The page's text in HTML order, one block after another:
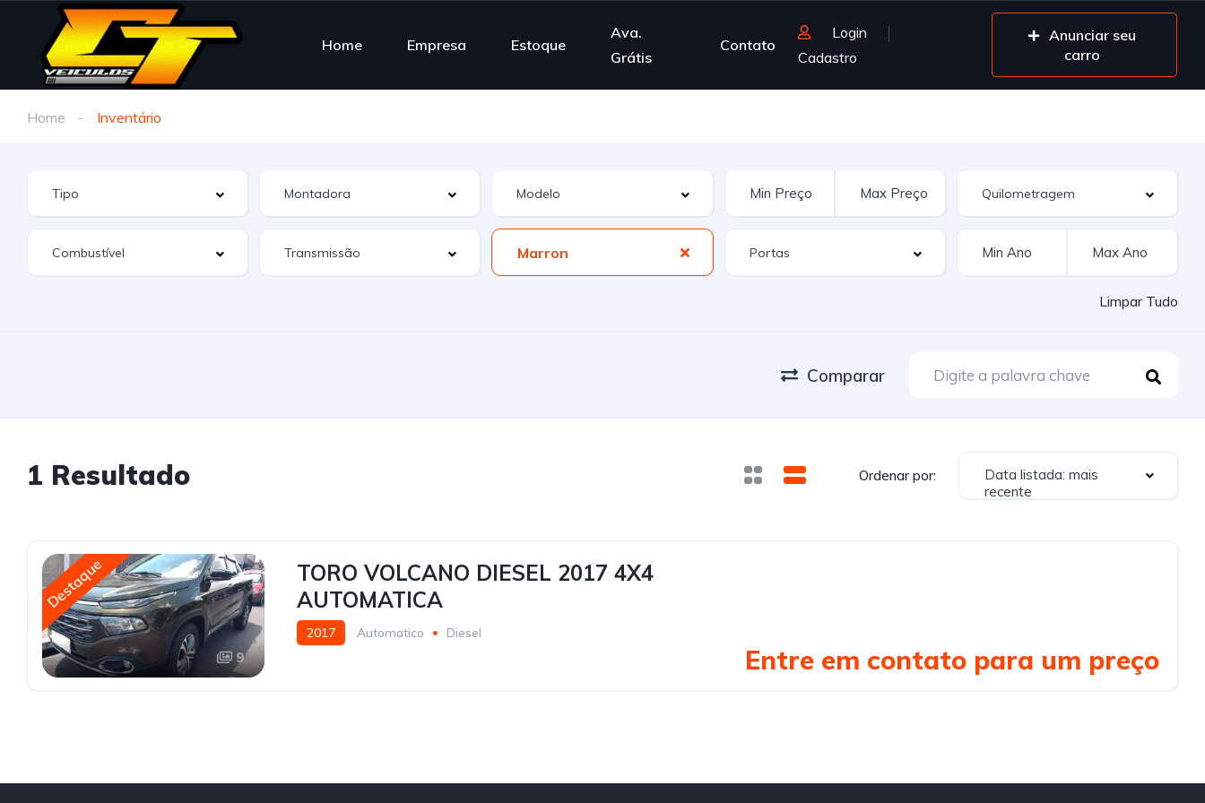
Home Empresa Estoque
Ava.
Grátis
Contato
Login
Cadastro
Anunciar seu
carro
Home Inventário
Marron
Limpar Tudo
Comparar
1 Resultado Ordenar por:
Data listada: mais
recente
Destaque
9
TORO VOLCANO DIESEL 2017 4X4
AUTOMATICA
2017 Automatico Diesel
Entre em contato para um preço